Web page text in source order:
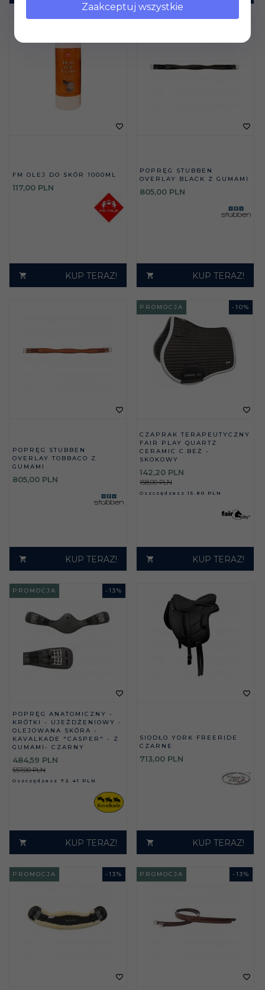
FM OLEJ DO SKÓR 1000ML
117,00 PLN
KUP TERAZ!
POPRĘG STUBBEN
OVERLAY BLACK Z GUMAMI
805,00 PLN
KUP TERAZ!
POPRĘG STUBBEN
OVERLAY TOBBACO Z
GUMAMI
805,00 PLN
KUP TERAZ!
- 10%
PROMOCJA
CZAPRAK TERAPEUTYCZNY
FAIR PLAY QUARTZ
CERAMIC C.BEŻ -
SKOKOWY
142,20 PLN
158,00 PLN
Oszczędzasz 15.80 PLN
KUP TERAZ!
- 13%
PROMOCJA
POPRĘG ANATOMICZNY -
KRÓTKI - UJEŻDŻENIOWY -
OLEJOWANA SKÓRA -
KAVALKADE "CASPER" - Z
GUMAMI- CZARNY
484,59 PLN
557,00 PLN
Oszczędzasz 72.41 PLN
KUP TERAZ!
SIODŁO YORK FREERIDE
CZARNE
713,00 PLN
KUP TERAZ!
- 13%
PROMOCJA - 13%
PROMOCJA
Zaakceptuj wszystkie